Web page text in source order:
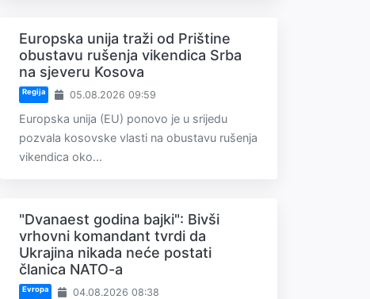
Europska unija traži od Prištine
obustavu rušenja vikendica Srba
na sjeveru Kosova
Regija 05.08.2026 09:59
Europska unija (EU) ponovo je u srijedu
pozvala kosovske vlasti na obustavu rušenja
vikendica oko...
"Dvanaest godina bajki": Bivši
vrhovni komandant tvrdi da
Ukrajina nikada neće postati
članica NATO-a
Evropa 04.08.2026 08:38